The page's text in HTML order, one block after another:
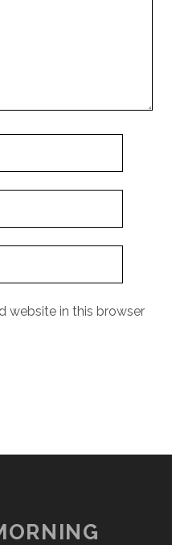
website in this browser